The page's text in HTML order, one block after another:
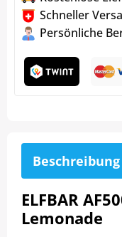
Schneller
Persönliche
Beschreibung
ELFBAR
Lemonade